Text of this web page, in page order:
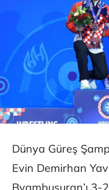
Dünya Güreş
Evin Demirhan